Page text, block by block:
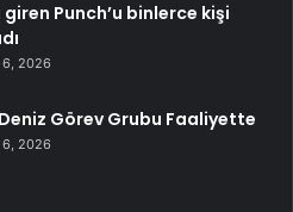
giren Punch’u binlerce kişi
2026
Görev Grubu Faaliyette
2026